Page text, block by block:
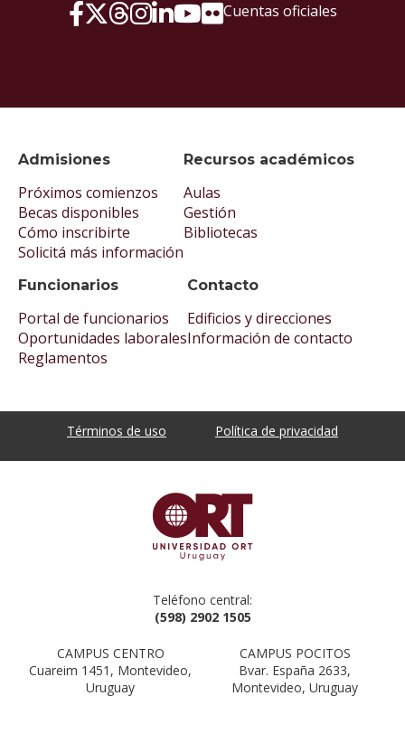
Admisiones
Próximos comienzos
Becas disponibles
Cómo inscribirte
Solicitá más información
Recursos académicos
Aulas
Gestión
Bibliotecas
Funcionarios
Portal de funcionarios
Oportunidades laborales
Reglamentos
Contacto
Edificios y direcciones
Información de contacto
Cuentas oficiales
Términos de uso Política de privacidad
Teléfono central:
(598) 2902 1505
CAMPUS CENTRO
Cuareim 1451, Montevideo,
Uruguay
CAMPUS POCITOS
Bvar. España 2633,
Montevideo, Uruguay